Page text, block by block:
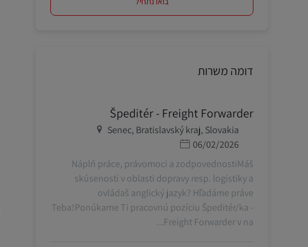
דומה משרות
Špeditér - Freight Forwarder
מיקום
Senec, Bratislavský kraj, Slovakia
תאריך פרסום
06/02/2026
Náplň práce, právomoci a zodpovednostiMáš
skúsenosti v oblasti dopravy resp. logistiky a
ovládaš anglický jazyk? Hľadáme práve
Teba!Ponúkame Ti pracovnú pozíciu Špeditér/ka -
Freight Forwarder v na...